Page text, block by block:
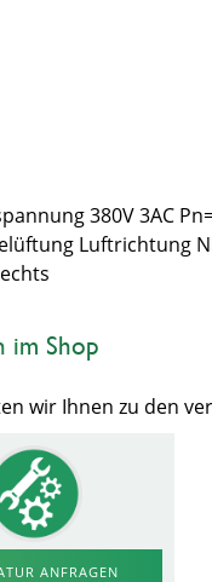
380V 3AC
Luftrichtung
im Shop
wir Ihnen zu den
ANFRAGEN